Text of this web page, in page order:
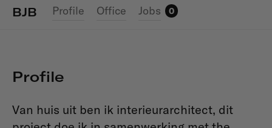
BJB Profile Office Jobs 0
Profile
Van huis uit ben ik interieurarchitect, dit